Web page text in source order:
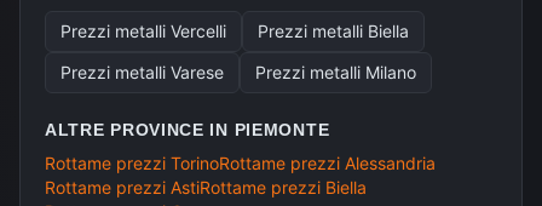
Prezzi metalli Vercelli Prezzi metalli Biella
Prezzi metalli Varese Prezzi metalli Milano
ALTRE PROVINCE IN PIEMONTE
Rottame prezzi TorinoRottame prezzi Alessandria
Rottame prezzi AstiRottame prezzi Biella